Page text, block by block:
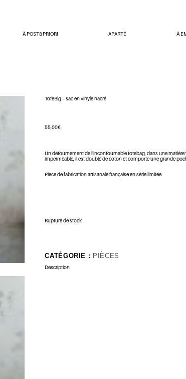
À POST&PRIORI APARTÉ À
ToteBig – sac en vinyle nacré
55,00€
Un détournement de l’incontournable totebag, dans une
imperméable, il est doublé de coton et comporte une grande
Pièce de fabrication artisanale française en série limitée.
Rupture de stock
CATÉGORIE : PIÈCES
Description